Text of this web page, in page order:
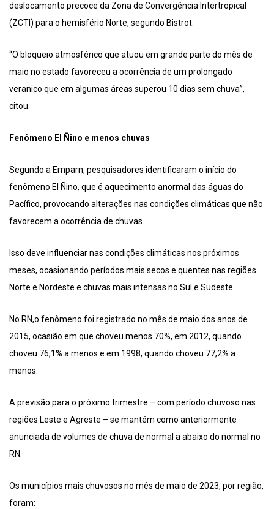
deslocamento precoce da Zona de Convergência Intertropical
(ZCTI) para o hemisfério Norte, segundo Bistrot.
“O bloqueio atmosférico que atuou em grande parte do mês de
maio no estado favoreceu a ocorrência de um prolongado
veranico que em algumas áreas superou 10 dias sem chuva”,
citou.
Fenômeno El Ñino e menos chuvas
Segundo a Emparn, pesquisadores identificaram o início do
fenômeno El Ñino, que é aquecimento anormal das águas do
Pacífico, provocando alterações nas condições climáticas que não
favorecem a ocorrência de chuvas.
Isso deve influenciar nas condições climáticas nos próximos
meses, ocasionando períodos mais secos e quentes nas regiões
Norte e Nordeste e chuvas mais intensas no Sul e Sudeste.
No RN,o fenômeno foi registrado no mês de maio dos anos de
2015, ocasião em que choveu menos 70%, em 2012, quando
choveu 76,1% a menos e em 1998, quando choveu 77,2% a
menos.
A previsão para o próximo trimestre – com período chuvoso nas
regiões Leste e Agreste – se mantém como anteriormente
anunciada de volumes de chuva de normal a abaixo do normal no
RN.
Os municípios mais chuvosos no mês de maio de 2023, por região,
foram: